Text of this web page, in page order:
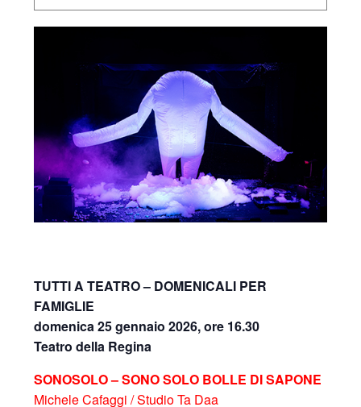
TUTTI A TEATRO – DOMENICALI PER
FAMIGLIE
domenica 25 gennaio 2026, ore 16.30
Teatro della Regina
SONOSOLO – SONO SOLO BOLLE DI SAPONE
Michele Cafaggi / Studio Ta Daa